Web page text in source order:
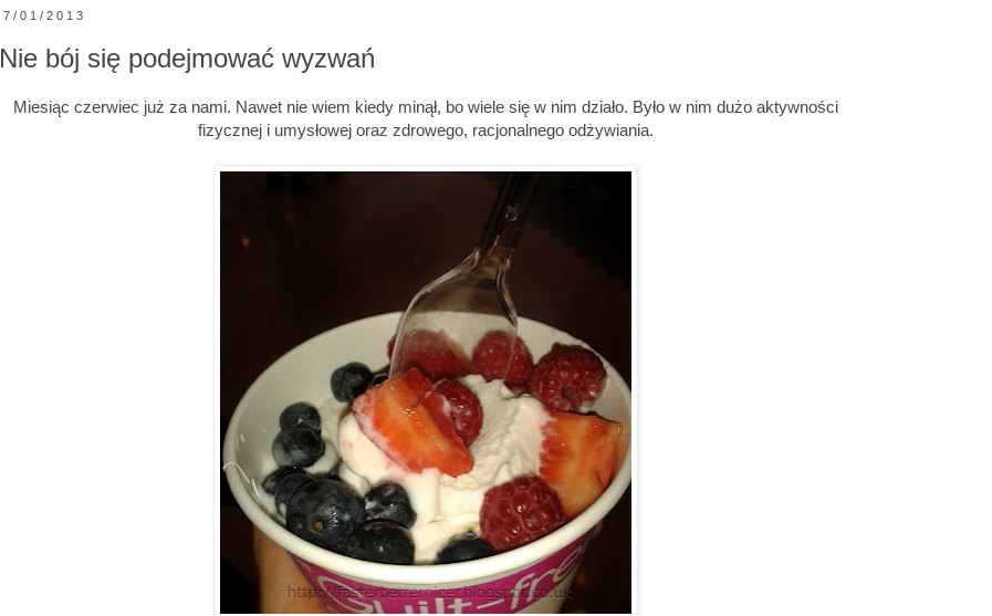
7/01/2013
Nie bój się podejmować wyzwań
Miesiąc czerwiec już za nami. Nawet nie wiem kiedy minął, bo wiele się w nim działo. Było w nim dużo aktywności
fizycznej i umysłowej oraz zdrowego, racjonalnego odżywiania.